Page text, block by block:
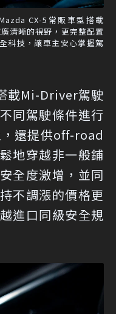
CX-5常販車型搭載
清晰的視野，更完整配置
科技，讓車主安心掌握駕
載Mi-Driver駕駛
同駕駛條件進行
還提供off-road
地穿越非一般鋪
全度激增，並同
不調漲的價格更
進口同級安全規